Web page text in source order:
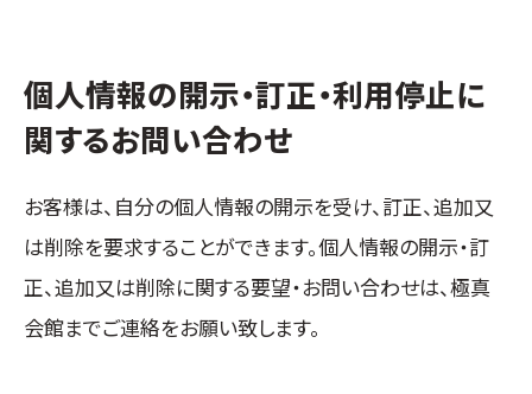
個人情報の開示・訂正・利用停止に
関するお問い合わせ
お客様は、自分の個人情報の開示を受け、訂正、追加又
は削除を要求することができます。個人情報の開示・訂
正、追加又は削除に関する要望・お問い合わせは、極真
会館までご連絡をお願い致します。